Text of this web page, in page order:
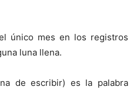
único mes en los registros
luna llena.
de escribir) es la palabra